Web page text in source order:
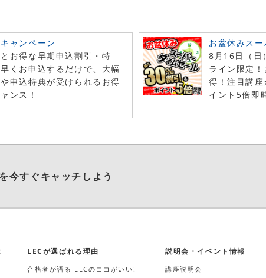
ャンペーン
お得な早期申込割引・特
くお申込するだけで、大幅
申込特典が受けられるお得
ンス！
お盆休みス
8月16日（
ライン限定
得！注目講
イント5倍即
今すぐキャッチしよう
LECが選ばれる理由
合格者が語る LECのココがいい!
説明会・イベント情報
講座説明会